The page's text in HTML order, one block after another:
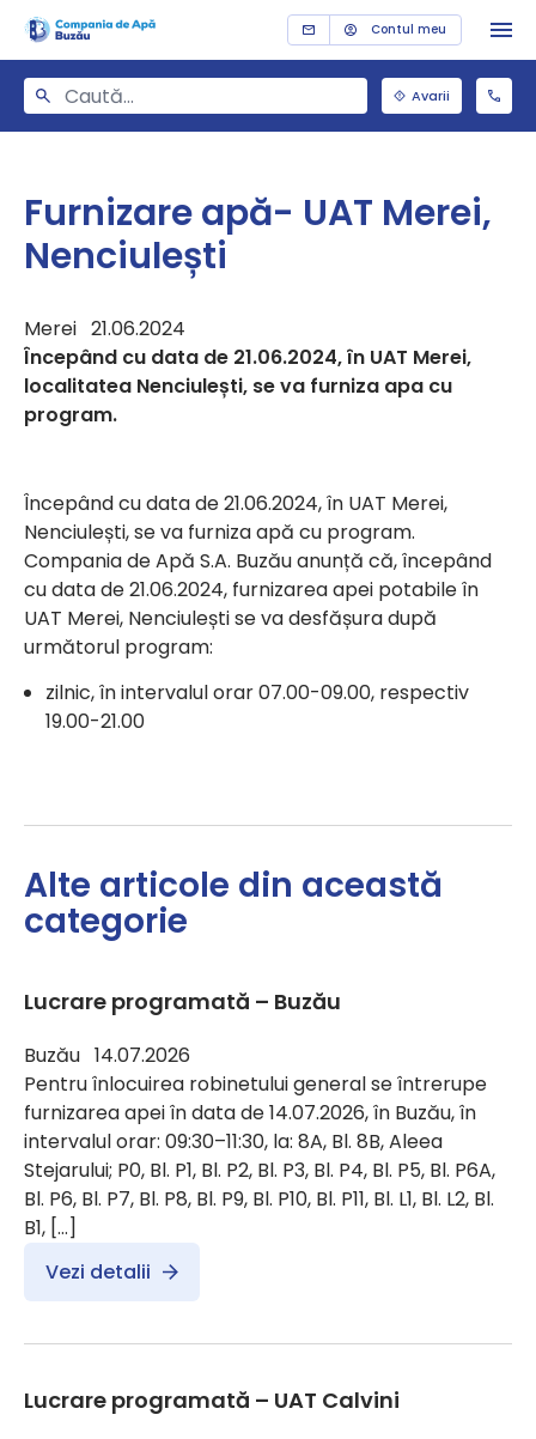
Contul meu
Avarii
Furnizare apă- UAT Merei,
Nenciulești
Merei 21.06.2024
Începând cu data de 21.06.2024, în UAT Merei,
localitatea Nenciulești, se va furniza apa cu
program.
Începând cu data de 21.06.2024, în UAT Merei,
Nenciulești, se va furniza apă cu program.
Compania de Apă S.A. Buzău anunță că, începând
cu data de 21.06.2024, furnizarea apei potabile în
UAT Merei, Nenciulești se va desfășura după
următorul program:
zilnic, în intervalul orar 07.00-09.00, respectiv
19.00-21.00
Alte articole din această
categorie
Lucrare programată – Buzău
Buzău 14.07.2026
Pentru înlocuirea robinetului general se întrerupe
furnizarea apei în data de 14.07.2026, în Buzău, în
intervalul orar: 09:30–11:30, la: 8A, Bl. 8B, Aleea
Stejarului; P0, Bl. P1, Bl. P2, Bl. P3, Bl. P4, Bl. P5, Bl. P6A,
Bl. P6, Bl. P7, Bl. P8, Bl. P9, Bl. P10, Bl. P11, Bl. L1, Bl. L2, Bl.
B1, […]
Vezi detalii
Lucrare programată – UAT Calvini